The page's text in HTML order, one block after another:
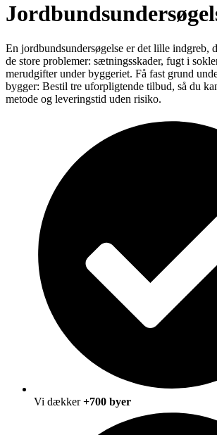
En jordbundsundersøgelse er det lille indgreb,
de store problemer: sætningsskader, fugt i
merudgifter under byggeriet. Få fast grund
bygger: Bestil tre uforpligtende tilbud, så du
metode og leveringstid uden risiko.
Vi dækker+700 byer